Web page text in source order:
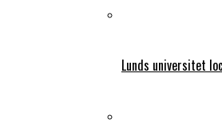
Lunds universitet